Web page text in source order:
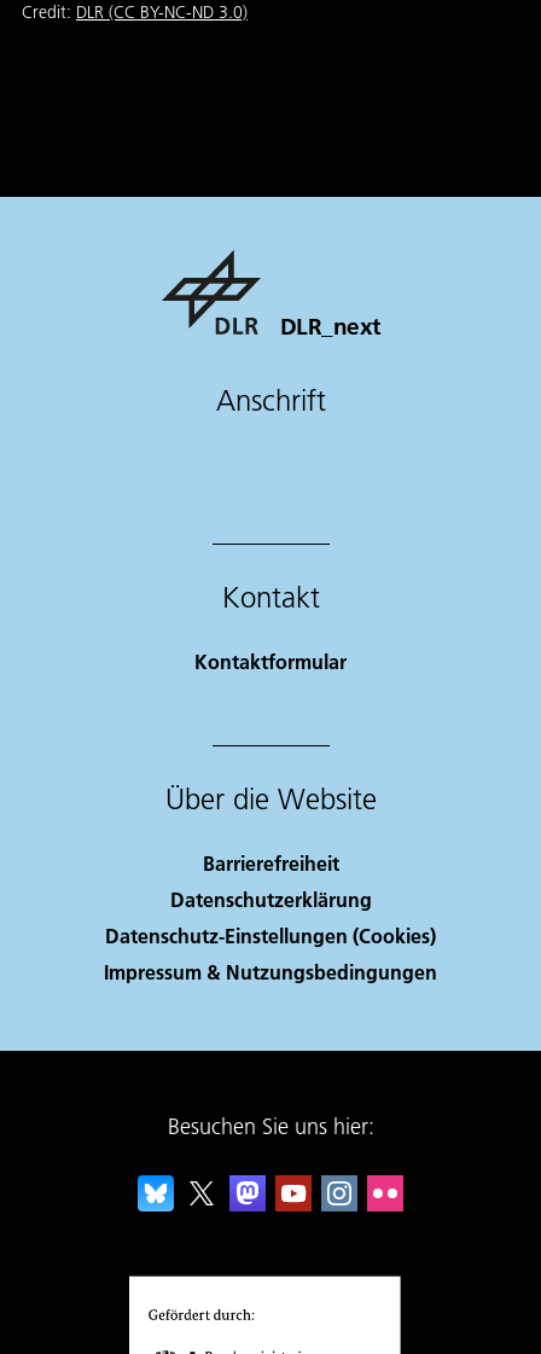
Credit: DLR (CC BY-NC-ND 3.0)
DLR_next
Anschrift
Kontakt
Kontaktformular
Über die Website
Barrierefreiheit
Datenschutzerklärung
Datenschutz-Einstellungen (Cookies)
Impressum & Nutzungsbedingungen
Besuchen Sie uns hier: